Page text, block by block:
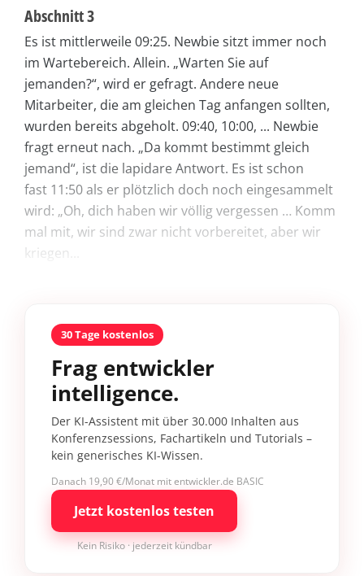
Abschnitt 3
Es ist mittlerweile 09:25. Newbie sitzt immer noch
im Wartebereich. Allein. „Warten Sie auf
jemanden?“, wird er gefragt. Andere neue
Mitarbeiter, die am gleichen Tag anfangen sollten,
wurden bereits abgeholt. 09:40, 10:00, ... Newbie
fragt erneut nach. „Da kommt bestimmt gleich
jemand“, ist die lapidare Antwort. Es ist schon
fast 11:50 als er plötzlich doch noch eingesammelt
wird: „Oh, dich haben wir völlig vergessen … Komm
mal mit, wir sind zwar nicht vorbereitet, aber wir
kriegen...
30 Tage kostenlos
Frag entwickler
intelligence.
Der KI-Assistent mit über 30.000 Inhalten aus
Konferenzsessions, Fachartikeln und Tutorials –
kein generisches KI-Wissen.
Danach 19,90 €/Monat mit entwickler.de BASIC
Jetzt kostenlos testen
Kein Risiko · jederzeit kündbar